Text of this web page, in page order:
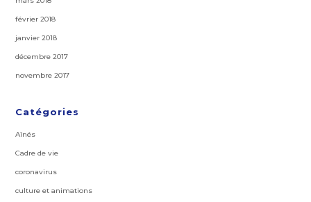
février 2018
janvier 2018
décembre 2017
novembre 2017
Catégories
Aînés
Cadre de vie
coronavirus
culture et animations